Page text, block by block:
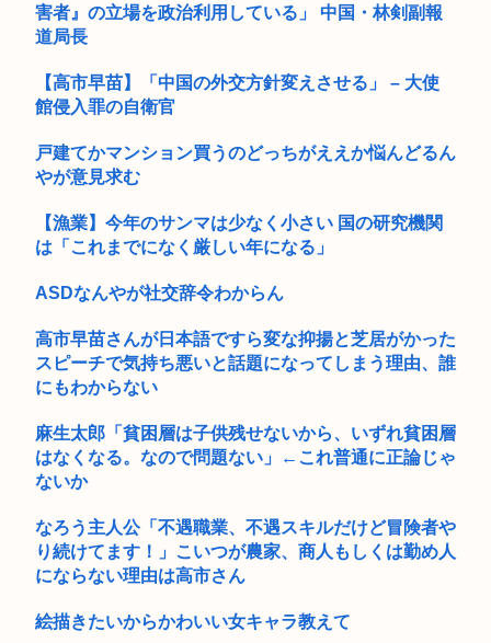
害者』の立場を政治利用している」 中国・林剣副報
道局長
【高市早苗】「中国の外交方針変えさせる」 – 大使
館侵入罪の自衛官
戸建てかマンション買うのどっちがええか悩んどるん
やが意見求む
【漁業】今年のサンマは少なく小さい 国の研究機関
は「これまでになく厳しい年になる」
ASDなんやが社交辞令わからん
高市早苗さんが日本語ですら変な抑揚と芝居がかった
スピーチで気持ち悪いと話題になってしまう理由、誰
にもわからない
麻生太郎「貧困層は子供残せないから、いずれ貧困層
はなくなる。なので問題ない」←これ普通に正論じゃ
ないか
なろう主人公「不遇職業、不遇スキルだけど冒険者や
り続けてます！」こいつが農家、商人もしくは勤め人
にならない理由は高市さん
絵描きたいからかわいい女キャラ教えて